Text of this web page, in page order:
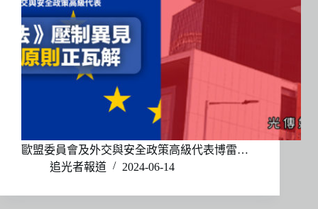
歐盟委員會及外交與安全政策高級代表博雷…
追光者報道
2024-06-14